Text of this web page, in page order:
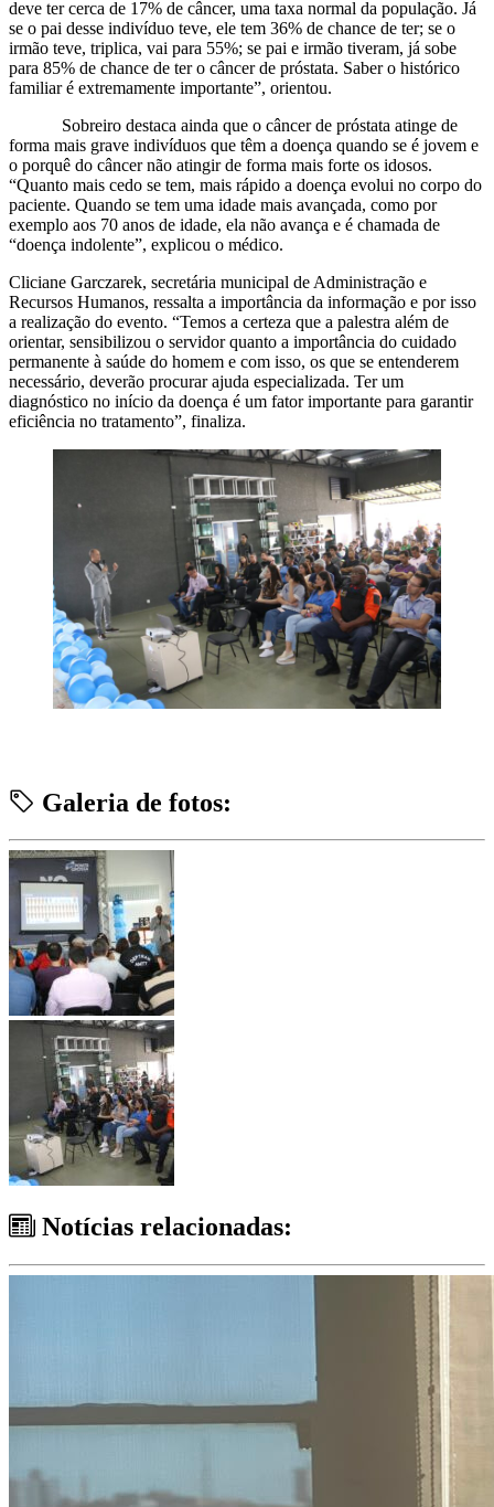
deve ter cerca de 17% de câncer, uma taxa normal da população. Já
se o pai desse indivíduo teve, ele tem 36% de chance de ter; se o
irmão teve, triplica, vai para 55%; se pai e irmão tiveram, já sobe
para 85% de chance de ter o câncer de próstata. Saber o histórico
familiar é extremamente importante”, orientou.
Sobreiro destaca ainda que o câncer de próstata atinge de
forma mais grave indivíduos que têm a doença quando se é jovem e
o porquê do câncer não atingir de forma mais forte os idosos.
“Quanto mais cedo se tem, mais rápido a doença evolui no corpo do
paciente. Quando se tem uma idade mais avançada, como por
exemplo aos 70 anos de idade, ela não avança e é chamada de
“doença indolente”, explicou o médico.
Cliciane Garczarek, secretária municipal de Administração e
Recursos Humanos, ressalta a importância da informação e por isso
a realização do evento. “Temos a certeza que a palestra além de
orientar, sensibilizou o servidor quanto a importância do cuidado
permanente à saúde do homem e com isso, os que se entenderem
necessário, deverão procurar ajuda especializada. Ter um
diagnóstico no início da doença é um fator importante para garantir
eficiência no tratamento”, finaliza.
Galeria de fotos:
Notícias relacionadas: